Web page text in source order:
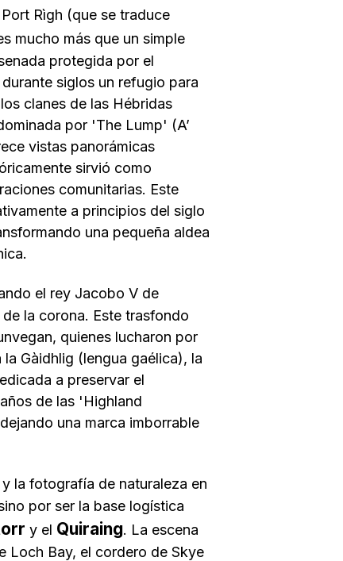
Port Rìgh (que se traduce
mucho más que un simple
protegida por el
siglos un refugio para
clanes de las Hébridas
por 'The Lump' (A’
vistas panorámicas
sirvió como
comunitarias. Este
a principios del siglo
una pequeña aldea
el rey Jacobo V de
la corona. Este trasfondo
quienes lucharon por
la Gàidhlig (lengua gaélica), la
a preservar el
de las 'Highland
una marca imborrable
la fotografía de naturaleza en
por ser la base logística
y el Quiraing. La escena
Loch Bay, el cordero de Skye